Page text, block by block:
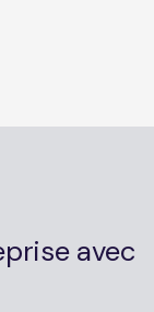
avec